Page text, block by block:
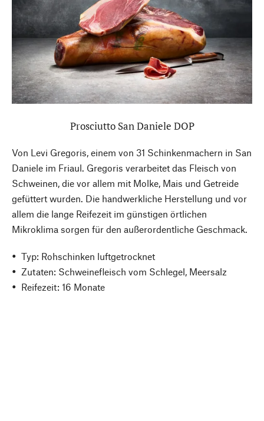
Prosciutto San Daniele DOP
Von Levi Gregoris, einem von 31 Schinkenmachern in San
Daniele im Friaul. Gregoris verarbeitet das Fleisch von
Schweinen, die vor allem mit Molke, Mais und Getreide
gefüttert wurden. Die handwerkliche Herstellung und vor
allem die lange Reifezeit im günstigen örtlichen
Mikroklima sorgen für den außerordentliche Geschmack.
Typ: Rohschinken luftgetrocknet
Zutaten: Schweinefleisch vom Schlegel, Meersalz
Reifezeit: 16 Monate